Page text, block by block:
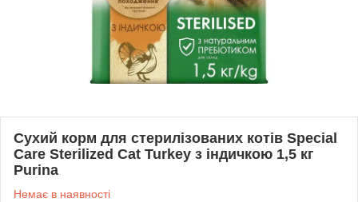
Сухий корм для стерилізованих котів Special
Care Sterilized Cat Turkey з індичкою 1,5 кг
Purina
Немає в наявності